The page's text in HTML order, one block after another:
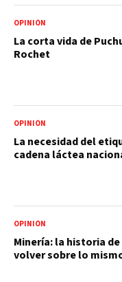
OPINIÓN
La corta vida de
Rochet
OPINIÓN
La necesidad del
cadena láctea
OPINIÓN
Minería: la historia
volver sobre lo